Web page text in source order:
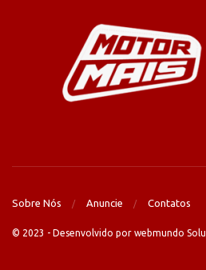
Sobre Nós Anuncie Contatos
© 2023 - Desenvolvido por webmundo